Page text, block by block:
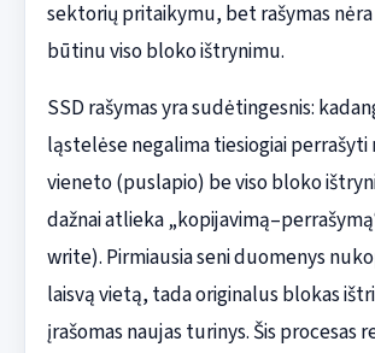
sektorių pritaikymu, bet rašymas nėra
būtinu viso bloko ištrynimu.
SSD rašymas yra sudėtingesnis:
ląstelėse negalima tiesiogiai perrašyti
vieneto (puslapio) be viso bloko
dažnai atlieka
write). Pirmiausia seni duomenys
laisvą vietą, tada originalus blokas
įrašomas naujas turinys. Šis procesas